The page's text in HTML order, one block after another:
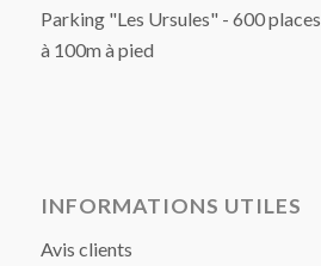
Parking "Les Ursules" - 600 places
à 100m à pied
INFORMATIONS UTILES
Avis clients